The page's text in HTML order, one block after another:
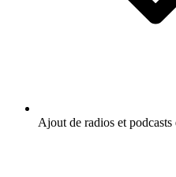
Ajout de radios et